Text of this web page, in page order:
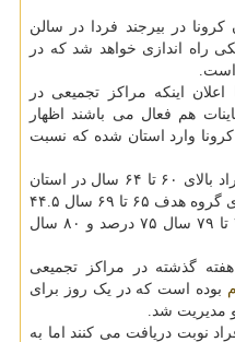
در بیرجند فردا در سالن
راه اندازی خواهد شد که در
اعلان اینکه مراکز تجمیعی در
هم فعال می باشند اظهار
دز واکسن کرونا وارد استان شده که نسبت
وی از واکسینه شدن ۳۳.۵ درصد افراد بالای ۶۰ تا ۶۴ سال در استان
آگاهی داد و اضافه کرد: این آمار برای گروه هدف ۶۵ تا ۶۹ سال ۴۴.۵
درصد، ۷۰ تا ۷۴ سال ۷۵ درصد، ۷۵ تا ۷۹ سال ۷۵ درصد و ۸۰ سال
گذشته در مراکز تجمیعی
بوده است که در یک روز برای
مدیریت شد.
نوبت دریافت می کنند اما به